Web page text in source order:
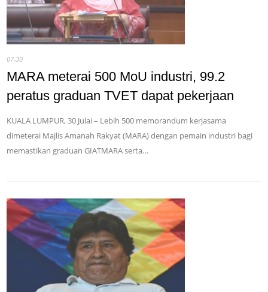
07-30
MARA meterai 500 MoU industri, 99.2
peratus graduan TVET dapat pekerjaan
KUALA LUMPUR, 30 Julai – Lebih 500 memorandum kerjasama
dimeterai Majlis Amanah Rakyat (MARA) dengan pemain industri bagi
memastikan graduan GIATMARA serta…